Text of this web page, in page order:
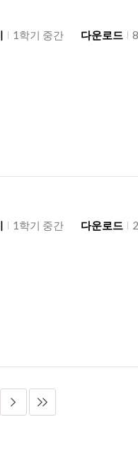
1학기 중간 다운로드
1학기 중간 다운로드